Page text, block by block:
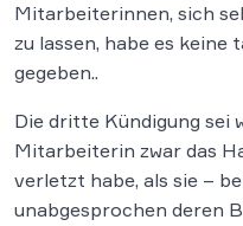
Mitarbeiterinnen, sich
zu lassen, habe es
gegeben..
Die dritte Kündigung sei
Mitarbeiterin zwar das
verletzt habe, als sie –
unabgesprochen deren